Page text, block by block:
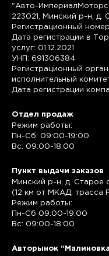
"Авто-
223021, Минский р-н, д.
Регистрационный
Дата регистрации в
услуг: 01.12.2021
УНП: 691306384
Регистрационный
исполнительный
Дата регистрации
Отдел продаж
Режим работы:
Пн-Сб: 09:00-19:00
Вс: 09:00-18:00
Пункт выдачи заказов
Минский р-н, д. Старое
(12 км от МКАД, трасса
Режим работы:
Пн-Сб 09:00-19:00
Вс: 09:00-18:00
Авторынок